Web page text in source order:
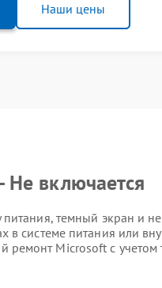
Наши цены
Не включается
питания, темный экран и
в системе питания или
Microsoft с учетом